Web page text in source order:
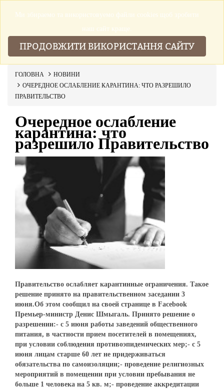
ГОЛОВНА
НОВИНИ
ОЧЕРЕДНОЕ ОСЛАБЛЕНИЕ КАРАНТИНА: ЧТО РАЗРЕШИЛО
ПРАВИТЕЛЬСТВО
Очередное ослабление
карантина: что
разрешило Правительство
Правительство ослабляет карантинные ограничения. Такое
решение принято на правительственном заседании 3
июня.Об этом сообщил на своей странице в Facebook
Премьер-министр Денис Шмыгаль. Принято решение о
разрешении:- с 5 июня работы заведений общественного
питания, в частности прием посетителей в помещениях,
при условии соблюдения противоэпидемических мер;- с 5
июня лицам старше 60 лет не придерживаться
обязательства по самоизоляции;- проведение религиозных
мероприятий в помещении при условии пребывания не
больше 1 человека на 5 кв. м;- проведение аккредитации
Ми збираемо та використовуемо файли cookies щоб зробити
наш сайт краще.
ПРОДОВЖИТИ ВИКОРИСТАННЯ САЙТУ